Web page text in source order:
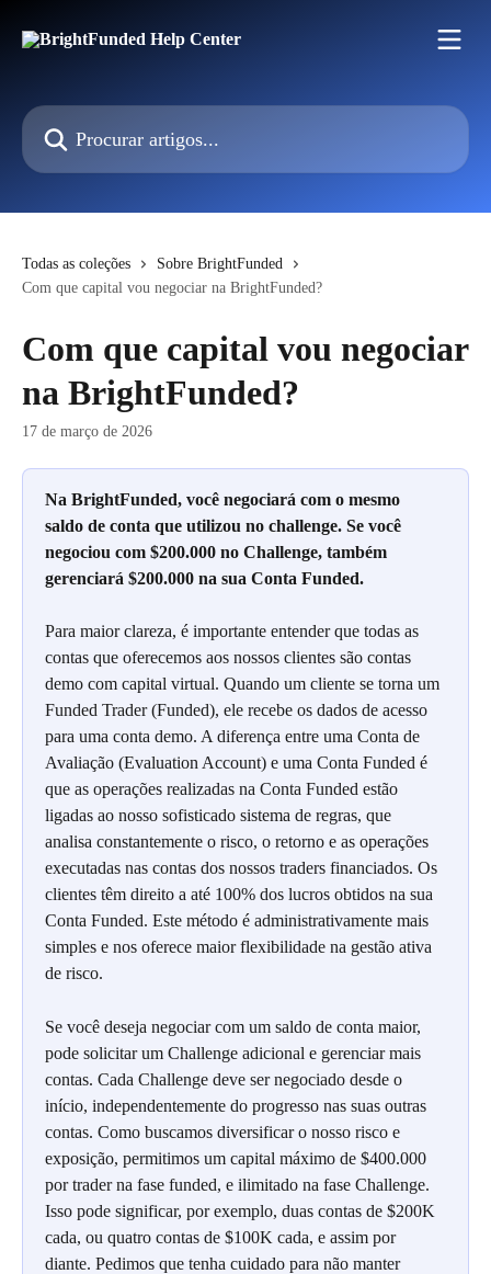
Procurar artigos...
Todas as coleções
Sobre BrightFunded
Com que capital vou negociar na BrightFunded?
Com que capital vou negociar
na BrightFunded?
17 de março de 2026
Na BrightFunded, você negociará com o mesmo
saldo de conta que utilizou no challenge. Se você
negociou com $200.000 no Challenge, também
gerenciará $200.000 na sua Conta Funded.
Para maior clareza, é importante entender que todas as
contas que oferecemos aos nossos clientes são contas
demo com capital virtual. Quando um cliente se torna um
Funded Trader (Funded), ele recebe os dados de acesso
para uma conta demo. A diferença entre uma Conta de
Avaliação (Evaluation Account) e uma Conta Funded é
que as operações realizadas na Conta Funded estão
ligadas ao nosso sofisticado sistema de regras, que
analisa constantemente o risco, o retorno e as operações
executadas nas contas dos nossos traders financiados. Os
clientes têm direito a até 100% dos lucros obtidos na sua
Conta Funded. Este método é administrativamente mais
simples e nos oferece maior flexibilidade na gestão ativa
de risco.
Se você deseja negociar com um saldo de conta maior,
pode solicitar um Challenge adicional e gerenciar mais
contas. Cada Challenge deve ser negociado desde o
início, independentemente do progresso nas suas outras
contas. Como buscamos diversificar o nosso risco e
exposição, permitimos um capital máximo de $400.000
por trader na fase funded, e ilimitado na fase Challenge.
Isso pode significar, por exemplo, duas contas de $200K
cada, ou quatro contas de $100K cada, e assim por
diante. Pedimos que tenha cuidado para não manter